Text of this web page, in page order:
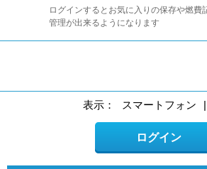
ログインするとお気に入りの保存や燃費
管理が出来るようになります
表示： スマートフォン |
ログイン